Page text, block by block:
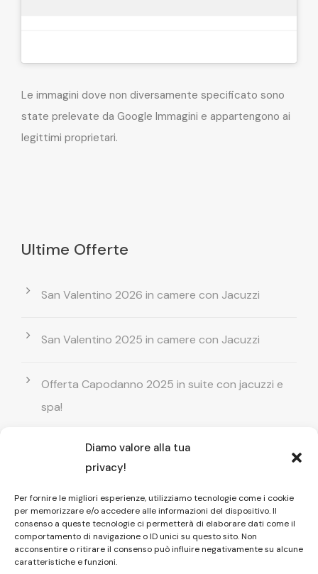
Diamo valore alla tua
privacy!
Per fornire le migliori esperienze, utilizziamo tecnologie come i cookie
per memorizzare e/o accedere alle informazioni del dispositivo. Il
consenso a queste tecnologie ci permetterà di elaborare dati come il
comportamento di navigazione o ID unici su questo sito. Non
acconsentire o ritirare il consenso può influire negativamente su alcune
caratteristiche e funzioni.
Le immagini dove non diversamente specificato sono
state prelevate da Google Immagini e appartengono ai
legittimi proprietari.
Ultime Offerte
San Valentino 2026 in camere con Jacuzzi
San Valentino 2025 in camere con Jacuzzi
Offerta Capodanno 2025 in suite con jacuzzi e
spa!
Offerta Natale in camera con vasca
idromassaggio ! Prenota il tuo relax esclusivo
Entrata GRATUITA in Piscina esterna! Il tuo relax
di coppia